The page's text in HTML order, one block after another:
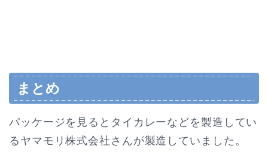
まとめ
パッケージを見るとタイカレーなどを製造してい
るヤマモリ株式会社さんが製造していました。